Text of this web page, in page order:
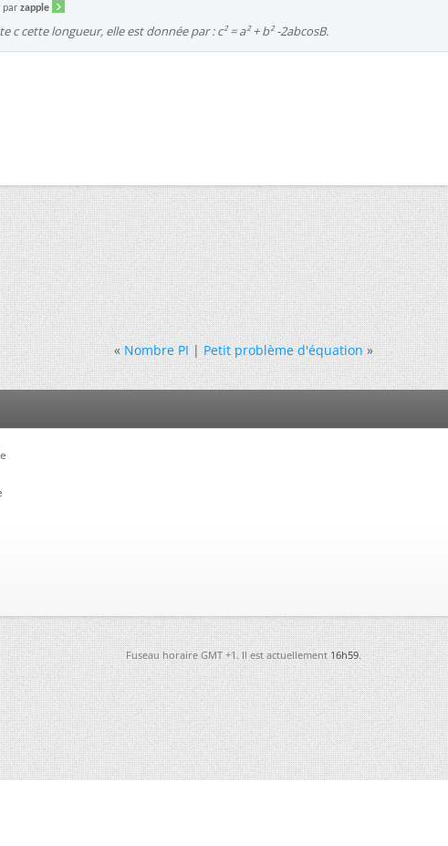
par zapple
c cette longueur, elle est donnée par : c² = a² + b² -2abcosB.
« Nombre PI|Petit problème d'équation »
Fuseau horaire GMT +1. Il est actuellement16h59.